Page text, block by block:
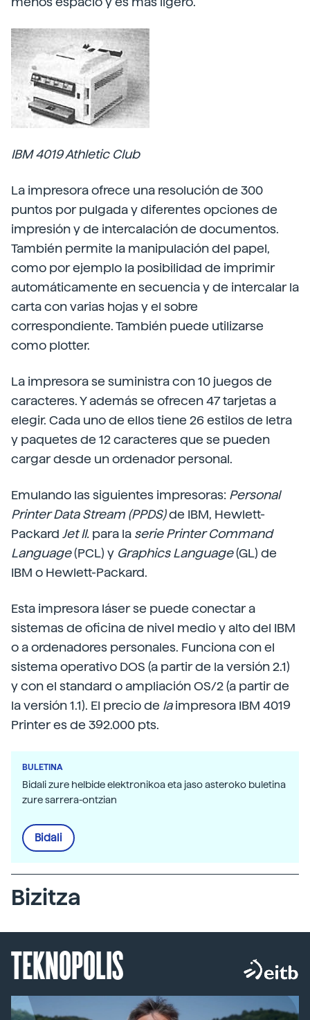
IBM 4019 Athletic Club
La impresora ofrece una resolución de 300
puntos por pulgada y diferentes opciones de
impresión y de intercalación de documentos.
También permite la manipulación del papel,
como por ejemplo la posibilidad de imprimir
automáticamente en secuencia y de intercalar la
carta con varias hojas y el sobre
correspondiente. También puede utilizarse
como plotter.
La impresora se suministra con 10 juegos de
caracteres. Y además se ofrecen 47 tarjetas a
elegir. Cada uno de ellos tiene 26 estilos de letra
y paquetes de 12 caracteres que se pueden
cargar desde un ordenador personal.
Emulando las siguientes impresoras: Personal
Printer Data Stream (PPDS)de IBM, Hewlett-
Packard Jet II. para la serie Printer Command
Language(PCL) y Graphics Language(GL) de
IBM o Hewlett-Packard.
Esta impresora láser se puede conectar a
sistemas de oficina de nivel medio y alto del IBM
o a ordenadores personales. Funciona con el
sistema operativo DOS (a partir de la versión 2.1)
y con el standard o ampliación OS/2 (a partir de
la versión 1.1). El precio de laimpresora IBM 4019
Printer es de 392.000 pts.
BULETINA
Bidali zure helbide elektronikoa eta jaso asteroko buletina
zure sarrera-ontzian
Bidali
Bizitza
TEKNOPOLIS